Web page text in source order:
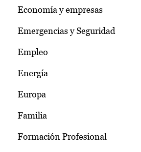
Economía y empresas
Emergencias y Seguridad
Empleo
Energía
Europa
Familia
Formación Profesional